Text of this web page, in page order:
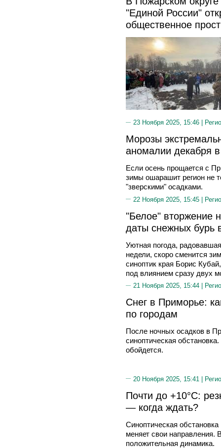
"Единой России"
общественное
23 Ноября 2025, 15:46 |
Морозы
аномалии декабря
Если осень прощается с
зимы ошарашит регион не
"зверскими" осадками.
22 Ноября 2025, 15:45 |
"Белое" вторжение
даты снежных бурь
Уютная погода,
недели, скоро сменится
синоптик края Борис
под влиянием сразу двух
21 Ноября 2025, 15:44 |
Снег в Приморье:
по городам
После ночных осадков в
синоптическая
обойдется.
20 Ноября 2025, 15:41 |
Почти до +10°C:
— когда ждать?
Синоптическая
меняет свои направления.
положительная динамика.